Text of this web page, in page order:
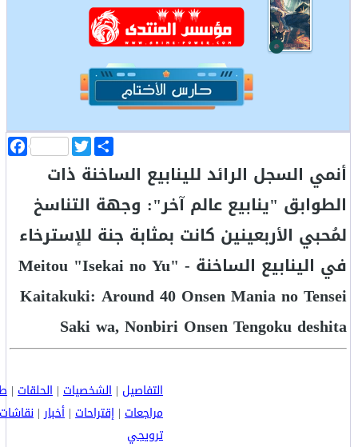
a
c
e
o
k
T
w
i
t
ن
ش
ر
أنمي السجل الرائد للينابيع الساخنة ذات
الطوابق "ينابيع عالم آخر": وجهة التناسخ
لمُحبي الأربعينين كانت بمثابة جنة للإسترخاء
في الينابيع الساخنة - Meitou "Isekai no Yu"
Kaitakuki: Around 40 Onsen Mania no Tensei
Saki wa, Nonbiri Onsen Tengoku deshita
التفاصيل | الشخصيات | الحلقات |
مراجعات | إقتراحات | أخبار| نقاشات
ترويجي